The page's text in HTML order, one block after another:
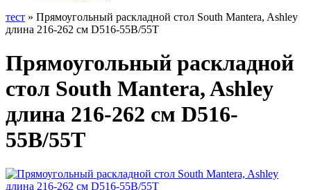
тест » Прямоугольный раскладной стол South Mantera, Ashley
длина 216-262 см D516-55B/55T
Прямоугольный раскладной
стол South Mantera, Ashley
длина 216-262 см D516-
55B/55T